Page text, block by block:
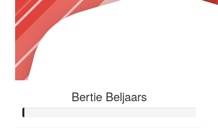
Bertie Beljaars